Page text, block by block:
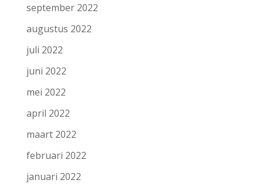
september 2022
augustus 2022
juli 2022
juni 2022
mei 2022
april 2022
maart 2022
februari 2022
januari 2022